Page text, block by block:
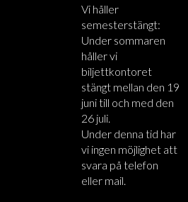
Vi håller
semesterstängt:
Under sommaren
håller vi
biljettkontoret
stängt mellan den 19
juni till och med den
26 juli.
Under denna tid har
vi ingen möjlighet att
svara på telefon
eller mail.